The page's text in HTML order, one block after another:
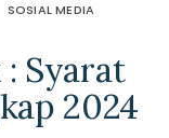
SOSIAL MEDIA
Syarat
2024